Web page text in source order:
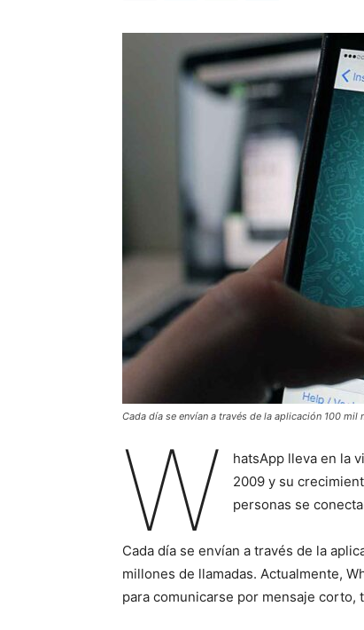
Cada día se envían a través de la aplicación 100
W
hatsApp lleva en la
2009 y su
personas se
Cada día se envían a través de la
millones de llamadas. Actualmente,
para comunicarse por mensaje corto,